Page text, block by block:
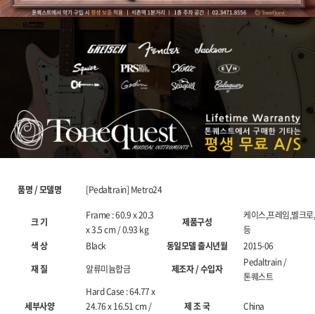
품명 / 모델명 [Pedaltrain] Metro24
크 기
Frame : 60.9 x 20.3
x 3.5 cm / 0.93 kg
제품구성
케이스,프레임,벨크로,
등
색 상
Black 동일모델 출시년월
2015-06
재 질
알류미늄합금 제조자 / 수입자
Pedaltrain /
톤퀘스트
세부사양
Hard Case : 64.77 x
24.76 x 16.51 cm /
제 조 국 China